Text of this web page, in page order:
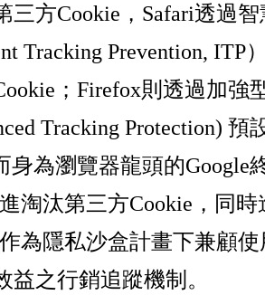
三方Cookie，Safari透過
Tracking Prevention, ITP
；Firefox則透過加強
Tracking Protection) 預
身為瀏覽器龍頭的Google
進淘汰第三方Cookie，同
為隱私沙盒計畫下兼顧
益之行銷追蹤機制。